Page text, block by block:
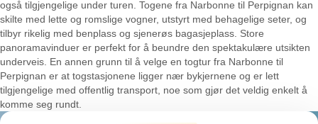
også tilgjengelige under turen. Togene fra Narbonne til Perpignan kan
skilte med lette og romslige vogner, utstyrt med behagelige seter, og
tilbyr rikelig med benplass og sjenerøs bagasjeplass. Store
panoramavinduer er perfekt for å beundre den spektakulære utsikten
underveis. En annen grunn til å velge en togtur fra Narbonne til
Perpignan er at togstasjonene ligger nær bykjernene og er lett
tilgjengelige med offentlig transport, noe som gjør det veldig enkelt å
komme seg rundt.